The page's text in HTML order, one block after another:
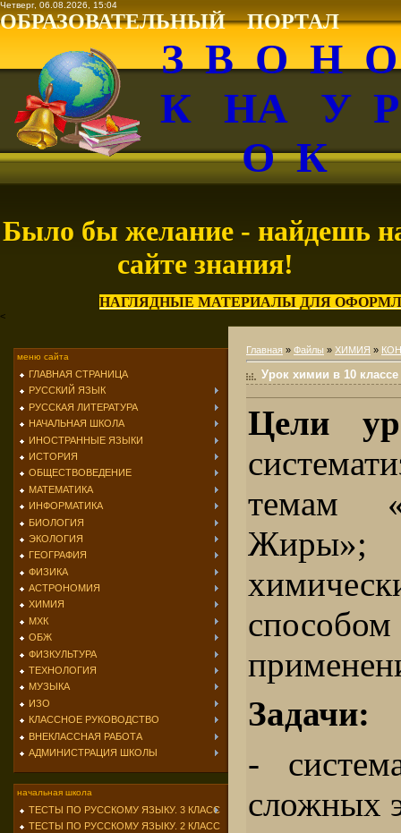
Четверг, 06.08.2026, 15:04
ОБРАЗОВАТЕЛЬНЫЙ ПОРТАЛ
З В О Н
К НА У
О К
Было бы желание - найдешь
сайте знания!
НАГЛЯДНЫЕ МАТЕРИАЛЫ ДЛЯ
<
меню сайта
ГЛАВНАЯ СТРАНИЦА
РУССКИЙ ЯЗЫК
РУССКАЯ ЛИТЕРАТУРА
НАЧАЛЬНАЯ ШКОЛА
ИНОСТРАННЫЕ ЯЗЫКИ
ИСТОРИЯ
ОБЩЕСТВОВЕДЕНИЕ
МАТЕМАТИКА
ИНФОРМАТИКА
БИОЛОГИЯ
ЭКОЛОГИЯ
ГЕОГРАФИЯ
ФИЗИКА
АСТРОНОМИЯ
ХИМИЯ
МХК
ОБЖ
ФИЗКУЛЬТУРА
ТЕХНОЛОГИЯ
МУЗЫКА
ИЗО
КЛАССНОЕ РУКОВОДСТВО
ВНЕКЛАССНАЯ РАБОТА
АДМИНИСТРАЦИЯ ШКОЛЫ
начальная школа
ТЕСТЫ ПО РУССКОМУ ЯЗЫКУ. 3 КЛАСС
ТЕСТЫ ПО РУССКОМУ ЯЗЫКУ. 2 КЛАСС
Главная » Файлы » ХИМИЯ »
Урок химии в 10
Цели
темам
Жиры»;
Задачи:
-
сложных